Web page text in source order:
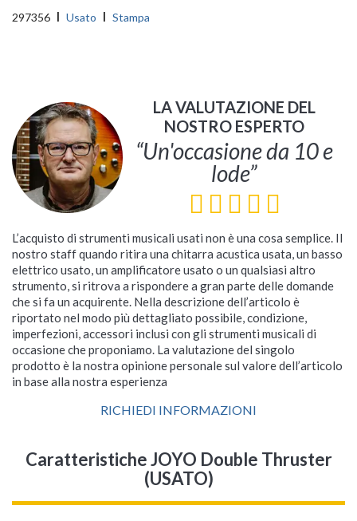
297356
Usato Stampa
LA VALUTAZIONE DEL
NOSTRO ESPERTO
“Un'occasione da 10 e
lode”
L’acquisto di strumenti musicali usati non è una cosa semplice. Il
nostro staff quando ritira una chitarra acustica usata, un basso
elettrico usato, un amplificatore usato o un qualsiasi altro
strumento, si ritrova a rispondere a gran parte delle domande
che si fa un acquirente. Nella descrizione dell’articolo è
riportato nel modo più dettagliato possibile, condizione,
imperfezioni, accessori inclusi con gli strumenti musicali di
occasione che proponiamo. La valutazione del singolo
prodotto è la nostra opinione personale sul valore dell’articolo
in base alla nostra esperienza
RICHIEDI INFORMAZIONI
Caratteristiche JOYO Double Thruster
(USATO)